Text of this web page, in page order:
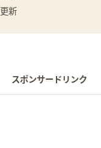
更新
スポンサードリンク